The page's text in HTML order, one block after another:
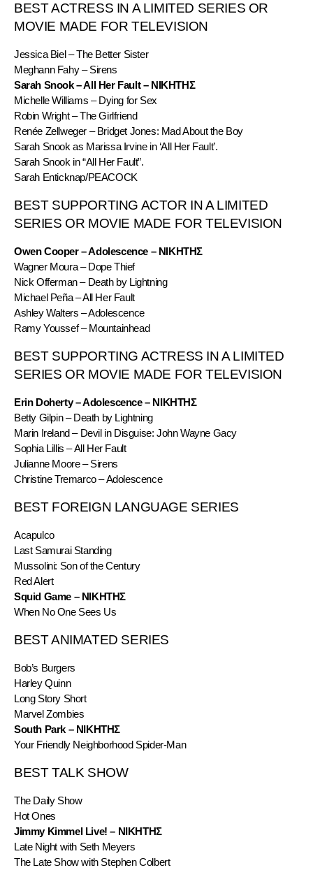
BEST ACTRESS IN A LIMITED SERIES OR
MOVIE MADE FOR TELEVISION
Jessica Biel – The Better Sister
Meghann Fahy – Sirens
Sarah Snook – All Her Fault – ΝΙΚΗΤΗΣ
Michelle Williams – Dying for Sex
Robin Wright – The Girlfriend
Renée Zellweger – Bridget Jones: Mad About the Boy
Sarah Snook as Marissa Irvine in ‘All Her Fault’.
Sarah Snook in “All Her Fault”.
Sarah Enticknap/PEACOCK
BEST SUPPORTING ACTOR IN A LIMITED
SERIES OR MOVIE MADE FOR TELEVISION
Owen Cooper – Adolescence – ΝΙΚΗΤΗΣ
Wagner Moura – Dope Thief
Nick Offerman – Death by Lightning
Michael Peña – All Her Fault
Ashley Walters – Adolescence
Ramy Youssef – Mountainhead
BEST SUPPORTING ACTRESS IN A LIMITED
SERIES OR MOVIE MADE FOR TELEVISION
Erin Doherty – Adolescence – ΝΙΚΗΤΗΣ
Betty Gilpin – Death by Lightning
Marin Ireland – Devil in Disguise: John Wayne Gacy
Sophia Lillis – All Her Fault
Julianne Moore – Sirens
Christine Tremarco – Adolescence
BEST FOREIGN LANGUAGE SERIES
Acapulco
Last Samurai Standing
Mussolini: Son of the Century
Red Alert
Squid Game – ΝΙΚΗΤΗΣ
When No One Sees Us
BEST ANIMATED SERIES
Bob’s Burgers
Harley Quinn
Long Story Short
Marvel Zombies
South Park – ΝΙΚΗΤΗΣ
Your Friendly Neighborhood Spider-Man
BEST TALK SHOW
The Daily Show
Hot Ones
Jimmy Kimmel Live! – ΝΙΚΗΤΗΣ
Late Night with Seth Meyers
The Late Show with Stephen Colbert